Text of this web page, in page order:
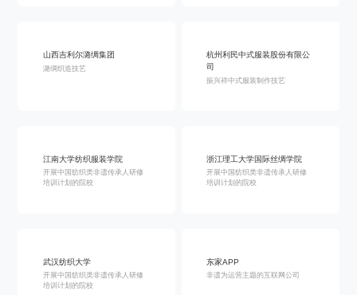
山西吉利尔潞绸集团
潞绸织造技艺
杭州利民中式服装股份有限公
司
振兴祥中式服装制作技艺
江南大学纺织服装学院
开展中国纺织类非遗传承人研修
培训计划的院校
浙江理工大学国际丝绸学院
开展中国纺织类非遗传承人研修
培训计划的院校
武汉纺织大学
开展中国纺织类非遗传承人研修
培训计划的院校
东家APP
非遗为运营主题的互联网公司